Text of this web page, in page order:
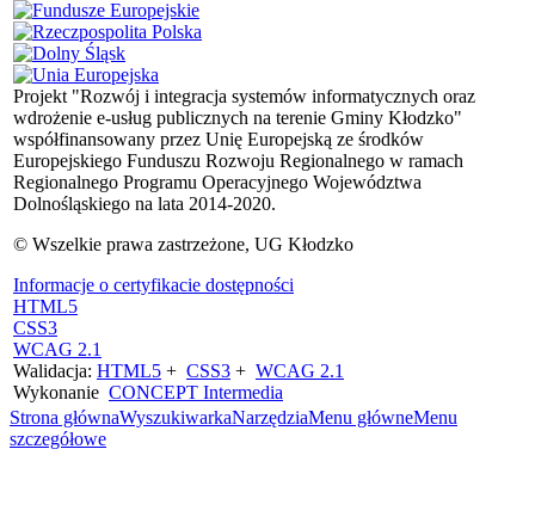
Projekt "Rozwój i integracja systemów informatycznych oraz
wdrożenie e-usług publicznych na terenie Gminy Kłodzko"
współfinansowany przez Unię Europejską ze środków
Europejskiego Funduszu Rozwoju Regionalnego w ramach
Regionalnego Programu Operacyjnego Województwa
Dolnośląskiego na lata 2014-2020.
© Wszelkie prawa zastrzeżone, UG Kłodzko
Informacje o certyfikacie dostępności
HTML5
CSS3
WCAG 2.1
Walidacja: HTML5 + CSS3 + WCAG 2.1
Wykonanie CONCEPT Intermedia
Strona głównaWyszukiwarkaNarzędziaMenu główneMenu
szczegółowe